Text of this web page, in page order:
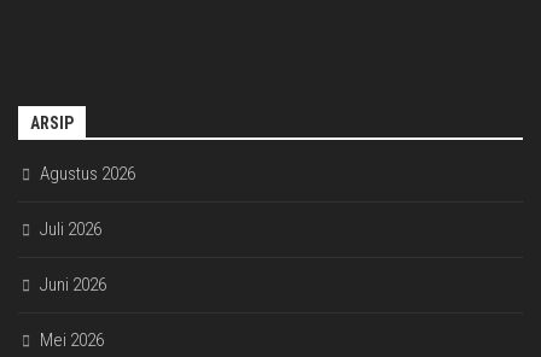
ARSIP
Agustus 2026
Juli 2026
Juni 2026
Mei 2026